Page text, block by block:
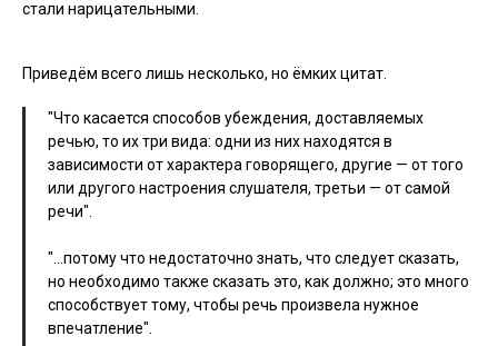
стали нарицательными.
Приведём всего лишь несколько, но ёмких цитат.
"Что касается способов убеждения, доставляемых
речью, то их три вида: одни из них находятся в
зависимости от характера говорящего, другие — от того
или другого настроения слушателя, третьи — от самой
речи".
"…потому что недостаточно знать, что следует сказать,
но необходимо также сказать это, как должно; это много
способствует тому, чтобы речь произвела нужное
впечатление".